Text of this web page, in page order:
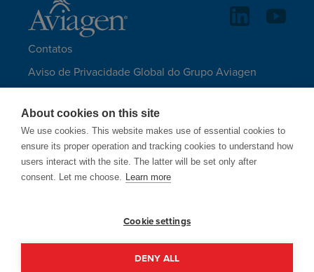
About cookies on this site
We use cookies. This website makes use of essential cookies to
ensure its proper operation and tracking cookies to understand how
users interact with the site. The latter will be set only after
consent. Let me choose. Learn more
Cookie settings
DENY ALL
Contatos
Aviso de Privacidade Global do Grupo Aviagen
Isenção de responsabilidade e direitos autorais
Mapa do site
IDIOMAS
finalizando com @aviagen.com.